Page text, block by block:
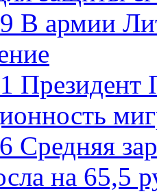
В армии
Президент
Средняя
на 65,5